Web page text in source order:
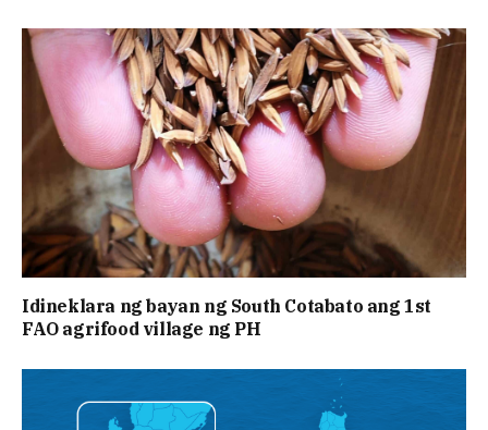
Idineklara ng bayan ng South Cotabato ang 1st
FAO agrifood village ng PH